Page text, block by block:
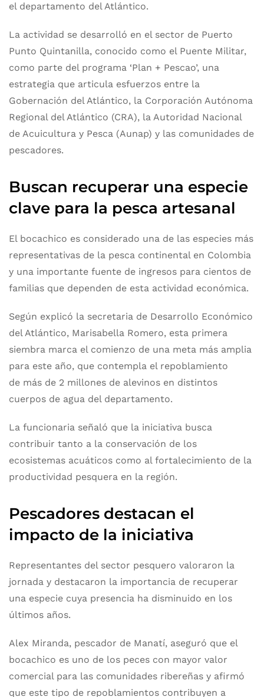
el departamento del Atlántico.
La actividad se desarrolló en el sector de Puerto
Punto Quintanilla, conocido como el Puente Militar,
como parte del programa ‘Plan + Pescao’, una
estrategia que articula esfuerzos entre la
Gobernación del Atlántico, la Corporación Autónoma
Regional del Atlántico (CRA), la Autoridad Nacional
de Acuicultura y Pesca (Aunap) y las comunidades de
pescadores.
Buscan recuperar una especie
clave para la pesca artesanal
El bocachico es considerado una de las especies más
representativas de la pesca continental en Colombia
y una importante fuente de ingresos para cientos de
familias que dependen de esta actividad económica.
Según explicó la secretaria de Desarrollo Económico
del Atlántico, Marisabella Romero, esta primera
siembra marca el comienzo de una meta más amplia
para este año, que contempla el repoblamiento
de más de 2 millones de alevinos en distintos
cuerpos de agua del departamento.
La funcionaria señaló que la iniciativa busca
contribuir tanto a la conservación de los
ecosistemas acuáticos como al fortalecimiento de la
productividad pesquera en la región.
Pescadores destacan el
impacto de la iniciativa
Representantes del sector pesquero valoraron la
jornada y destacaron la importancia de recuperar
una especie cuya presencia ha disminuido en los
últimos años.
Alex Miranda, pescador de Manatí, aseguró que el
bocachico es uno de los peces con mayor valor
comercial para las comunidades ribereñas y afirmó
que este tipo de repoblamientos contribuyen a